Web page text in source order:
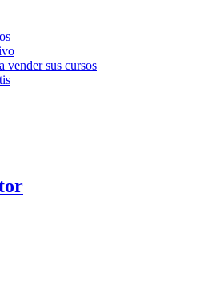
vender sus cursos